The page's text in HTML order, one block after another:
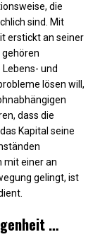
die
sind. Mit
erstickt an seiner
gehören
und
lösen will,
dass die
Kapital seine
mit einer an
gelingt, ist
…